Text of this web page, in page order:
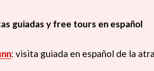
guiadas y free tours en español
: visita guiada en español de la